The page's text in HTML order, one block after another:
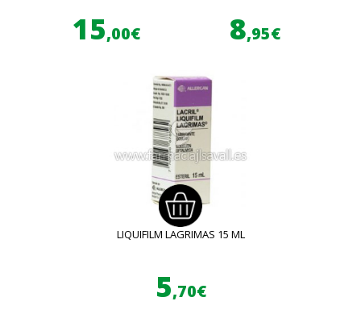
15,00€ 8,95€
LIQUIFILM LAGRIMAS 15 ML
5,70€